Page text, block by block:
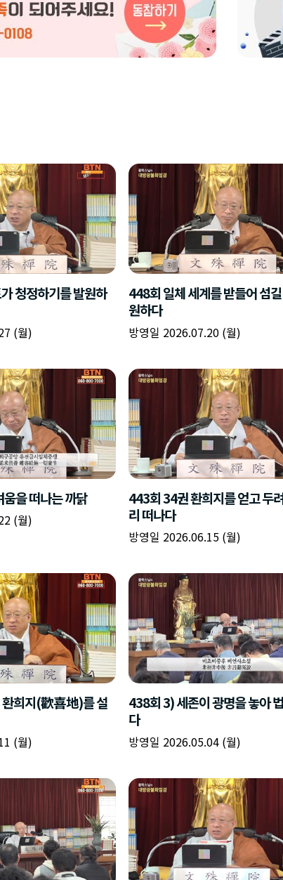
책
갈
피
입
력
이름
구
간
반
복
입
력
이름
종료시간
플
레
이
리
스
트
추
가
이름
이미지
확인